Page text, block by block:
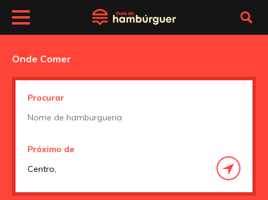
Onde Comer
Procurar
Próximo de